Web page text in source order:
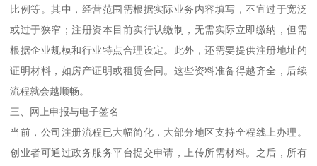
比例等。其中，经营范围需根据实际业务内容填写，不宜过于宽泛
或过于狭窄；注册资本目前实行认缴制，无需实际立即缴纳，但需
根据企业规模和行业特点合理设定。此外，还需要提供注册地址的
证明材料，如房产证明或租赁合同。这些资料准备得越齐全，后续
流程就会越顺畅。
三、网上申报与电子签名
当前，公司注册流程已大幅简化，大部分地区支持全程线上办理。
创业者可通过政务服务平台提交申请，上传所需材料。之后，所有